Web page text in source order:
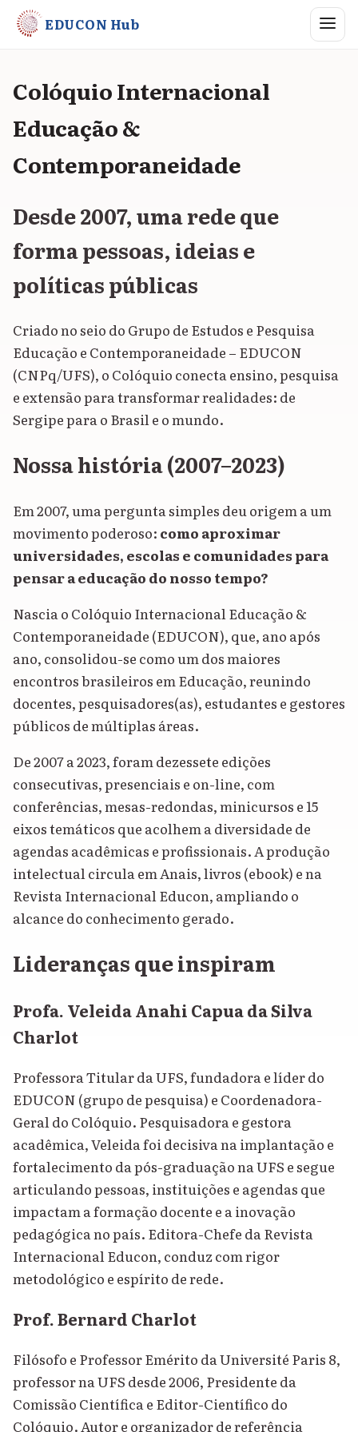
EDUCON Hub Abrir
Colóquio Internacional
Educação &
Contemporaneidade
Desde 2007, uma rede que
forma pessoas, ideias e
políticas públicas
Criado no seio do Grupo de Estudos e Pesquisa
Educação e Contemporaneidade – EDUCON
(CNPq/UFS), o Colóquio conecta ensino, pesquisa
e extensão para transformar realidades: de
Sergipe para o Brasil e o mundo.
Nossa história (2007–2023)
Em 2007, uma pergunta simples deu origem a um
movimento poderoso: como aproximar
universidades, escolas e comunidades para
pensar a educação do nosso tempo?
Nascia o Colóquio Internacional Educação &
Contemporaneidade (EDUCON), que, ano após
ano, consolidou-se como um dos maiores
encontros brasileiros em Educação, reunindo
docentes, pesquisadores(as), estudantes e gestores
públicos de múltiplas áreas.
De 2007 a 2023, foram dezessete edições
consecutivas, presenciais e on-line, com
conferências, mesas-redondas, minicursos e 15
eixos temáticos que acolhem a diversidade de
agendas acadêmicas e profissionais. A produção
intelectual circula em Anais, livros (ebook) e na
Revista Internacional Educon, ampliando o
alcance do conhecimento gerado.
Lideranças que inspiram
Profa. Veleida Anahi Capua da Silva
Charlot
Professora Titular da UFS, fundadora e líder do
EDUCON (grupo de pesquisa) e Coordenadora-
Geral do Colóquio. Pesquisadora e gestora
acadêmica, Veleida foi decisiva na implantação e
fortalecimento da pós-graduação na UFS e segue
articulando pessoas, instituições e agendas que
impactam a formação docente e a inovação
pedagógica no país. Editora-Chefe da Revista
Internacional Educon, conduz com rigor
metodológico e espírito de rede.
Prof. Bernard Charlot
Filósofo e Professor Emérito da Université Paris 8,
professor na UFS desde 2006, Presidente da
Comissão Científica e Editor-Científico do
Colóquio. Autor e organizador de referência